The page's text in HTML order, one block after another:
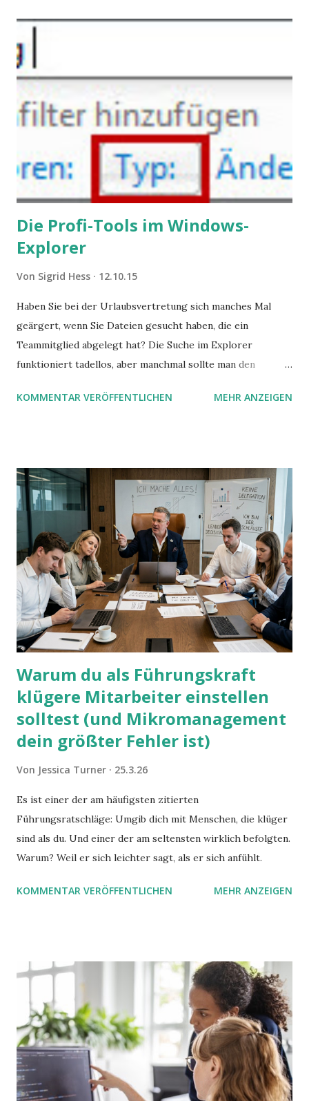
Angstzuständen ihrer Mitglieder. Dafür könnte es Gründe
geben, die weitgehend noch im Dunkeln zu liegen scheinen.
Die Profi-Tools im Windows-
Explorer
Von Sigrid Hess 12.10.15
Haben Sie bei der Urlaubsvertretung sich manches Mal
geärgert, wenn Sie Dateien gesucht haben, die ein
Teammitglied abgelegt hat? Die Suche im Explorer
funktioniert tadellos, aber manchmal sollte man den
mit UND oder ODER oder NICHT... Das geht so einfach,
KOMMENTAR VERÖFFENTLICHEN MEHR ANZEIGEN
Warum du als Führungskraft
klügere Mitarbeiter einstellen
solltest (und Mikromanagement
dein größter Fehler ist)
Von Jessica Turner 25.3.26
Es ist einer der am häufigsten zitierten
Führungsratschläge: Umgib dich mit Menschen, die klüger
sind als du. Und einer der am seltensten wirklich befolgten.
Warum? Weil er sich leichter sagt, als er sich anfühlt.
KOMMENTAR VERÖFFENTLICHEN MEHR ANZEIGEN